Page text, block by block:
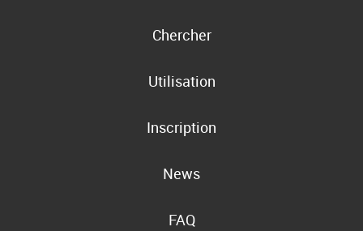
Chercher
Utilisation
Inscription
News
FAQ